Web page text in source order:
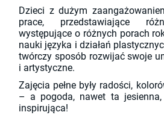
Dzieci z dużym
prace, przedstawiające
występujące o różnych porach
nauki języka i działań
twórczy sposób rozwijać swoje
i artystyczne.
Zajęcia pełne były radości,
– a pogoda, nawet ta jesienna,
inspirująca!